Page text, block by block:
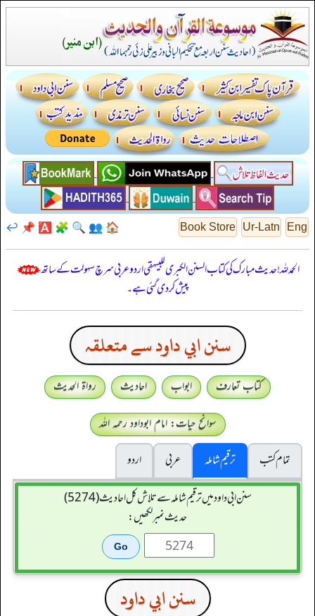
Eng
Ur-Latn
Book Store
🏠
👥
🔍
🧩
🅰️
📌
↩️
الحمدللہ! حدیث مبارک کی کتاب السنن الكبرى للبيهقي اردو عربی سرچ سہولت کے ساتھ
پیش کر دی گئی ہے۔
سنن ابي داود سے متعلقہ
کتاب تعارف ابواب احادیث
رواۃ الحدیث
سوانح حیات: امام ابوداود رحمہ اللہ
تمام کتب
ترقیم شاملہ عربی
اردو
سنن ابي داود میں ترقیم شاملہ سے تلاش کل احادیث (5274)
حدیث نمبر لکھیں:
سنن ابي داود